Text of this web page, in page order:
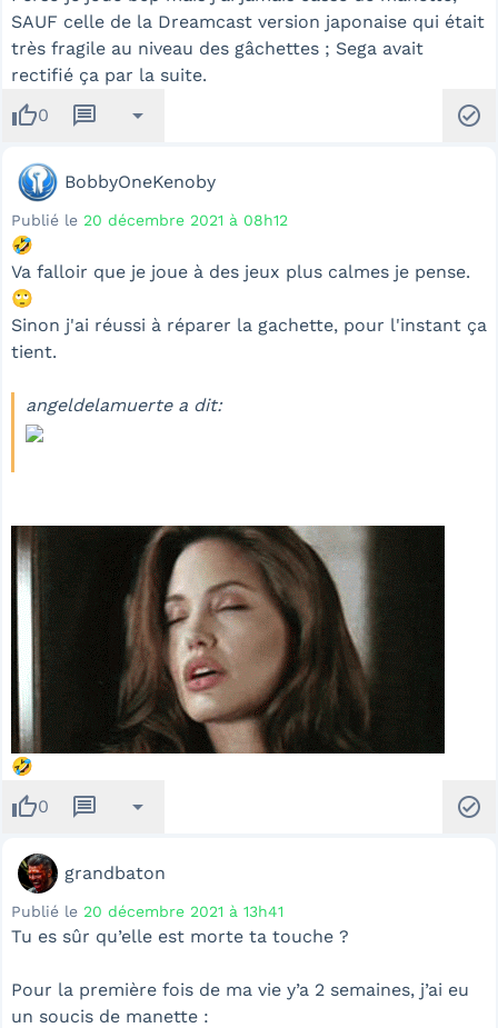
SAUF celle de la Dreamcast version japonaise qui était
très fragile au niveau des gâchettes ; Sega avait
rectifié ça par la suite.
thumb_up0 message arrow_drop_down check_circle
BobbyOneKenoby
Publié le 20 décembre 2021 à 08h12
🤣
Va falloir que je joue à des jeux plus calmes je pense.
🙄
Sinon j'ai réussi à réparer la gachette, pour l'instant ça
tient.
angeldelamuerte a dit:
🤣
thumb_up0 message arrow_drop_down check_circle
grandbaton
Publié le 20 décembre 2021 à 13h41
Tu es sûr qu’elle est morte ta touche ?
Pour la première fois de ma vie y’a 2 semaines, j’ai eu
un soucis de manette :